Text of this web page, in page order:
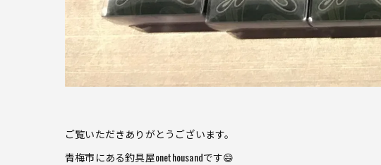
ご覧いただきありがとうございます。
青梅市にある釣具屋onethousandです😄